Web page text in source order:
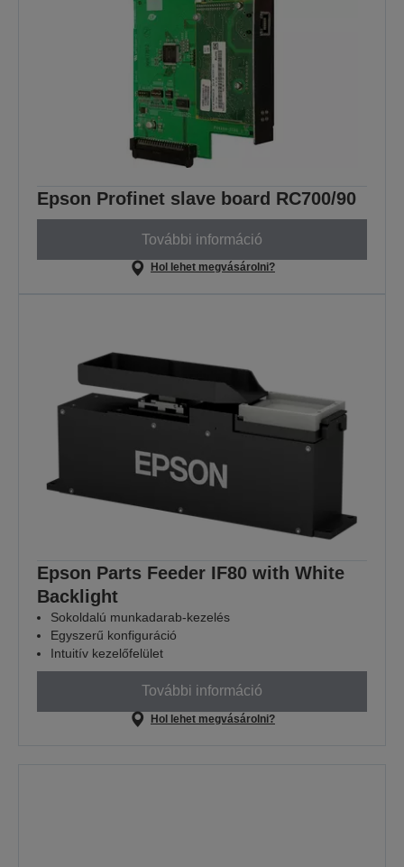
Epson Profinet slave board RC700/90
További információ
Hol lehet megvásárolni?
Epson Parts Feeder IF80 with White
Backlight
Sokoldalú munkadarab-kezelés
Egyszerű konfiguráció
Intuitív kezelőfelület
További információ
Hol lehet megvásárolni?